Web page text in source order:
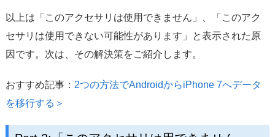
以上は「このアクセサリは使用できません」、「このアク
セサリは使用できない可能性があります」と表示された原
因です。次は、その解決策をご紹介します。
おすすめ記事： 2つの方法でAndroidからiPhone 7へデータ
を移行する＞